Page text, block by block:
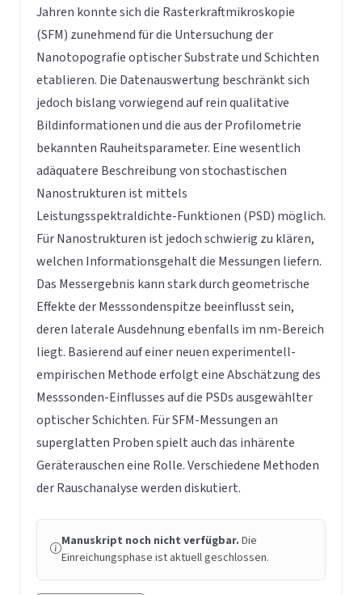
Jahren konnte sich die Rasterkraftmikroskopie
(SFM) zunehmend für die Untersuchung der
Nanotopografie optischer Substrate und Schichten
etablieren. Die Datenauswertung beschränkt sich
jedoch bislang vorwiegend auf rein qualitative
Bildinformationen und die aus der Profilometrie
bekannten Rauheitsparameter. Eine wesentlich
adäquatere Beschreibung von stochastischen
Nanostrukturen ist mittels
Leistungsspektraldichte-Funktionen (PSD) möglich.
Für Nanostrukturen ist jedoch schwierig zu klären,
welchen Informationsgehalt die Messungen liefern.
Das Messergebnis kann stark durch geometrische
Effekte der Messsondenspitze beeinflusst sein,
deren laterale Ausdehnung ebenfalls im nm-Bereich
liegt. Basierend auf einer neuen experimentell-
empirischen Methode erfolgt eine Abschätzung des
Messsonden-Einflusses auf die PSDs ausgewählter
optischer Schichten. Für SFM-Messungen an
superglatten Proben spielt auch das inhärente
Geräterauschen eine Rolle. Verschiedene Methoden
der Rauschanalyse werden diskutiert.
Manuskript noch nicht verfügbar. Die
Einreichungsphase ist aktuell geschlossen.